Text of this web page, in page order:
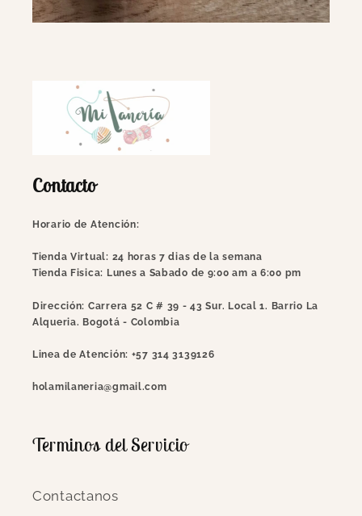
Contacto
Horario de Atención:
Tienda Virtual: 24 horas 7 dias de la semana
Tienda Fisica: Lunes a Sabado de 9:00 am a 6:00 pm
Dirección: Carrera 52 C # 39 - 43 Sur. Local 1. Barrio La
Alqueria. Bogotá - Colombia
Linea de Atención: +57 314 3139126
holamilaneria@gmail.com
Terminos del Servicio
Contactanos